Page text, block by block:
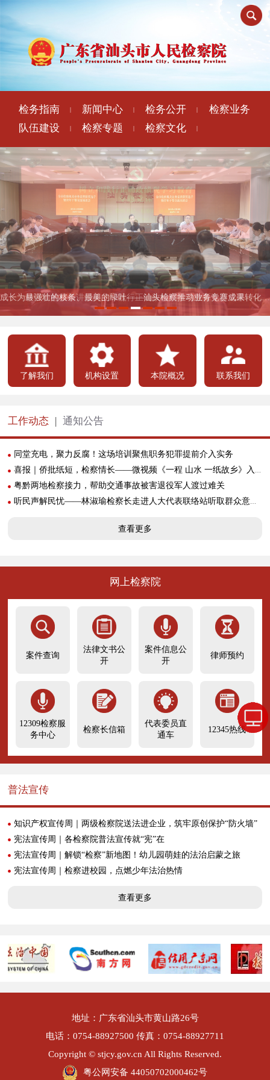
检务指南 新闻中心 检务公开
检察业务
队伍建设
检察专题 检察文化
听民声解民忧——林淑瑜检察长走进人大代表联络站听取群众意见建议
市检察院召开机关党员大会选举新一届 机关党委、机关纪委 成长为最强壮的枝条、最美的绿叶——汕头检察推动业务竞赛成果转化为履职本领
林淑瑜检察长讲授树立和践行正确政绩观学习教育专题党课
市检察院召开“七一”表彰大会
林淑瑜检察长带队到基层开展调研 新时代检察宣传周丨市检察院举办“检爱四十载 携手向未来”检察开放日活动
了解我们 机构设置 本院概况 联系我们
工作动态 | 通知公告
同堂充电，聚力反腐！这场培训聚焦职务犯罪提前介入实务
喜报｜侨批纸短，检察情长——微视频《一程 山水 一纸故乡》入选广东国际传播年度案例
粤黔两地检察接力，帮助交通事故被害退役军人渡过难关
听民声解民忧——林淑瑜检察长走进人大代表联络站听取群众意见建议
查看更多
网上检察院
案件查询
法律文书公
开
案件信息公
开
律师预约
12309检察服
务中心
检察长信箱
代表委员直
通车
12345热线
普法宣传
知识产权宣传周｜两级检察院送法进企业，筑牢原创保护“防火墙”
宪法宣传周｜各检察院普法宣传就“宪”在
宪法宣传周｜解锁“检察”新地图！幼儿园萌娃的法治启蒙之旅
宪法宣传周｜检察进校园，点燃少年法治热情
查看更多
地址：广东省汕头市黄山路26号
电话：0754-88927500 传真：0754-88927711
Copyright © stjcy.gov.cn All Rights Reserved.
粤公网安备 44050702000462号